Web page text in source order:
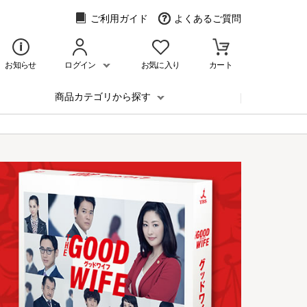
ご利用ガイド よくあるご質問
お知らせ ログイン お気に入り カート
商品カテゴリから探す